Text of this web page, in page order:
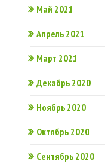
Май 2021
Апрель 2021
Март 2021
Декабрь 2020
Ноябрь 2020
Октябрь 2020
Сентябрь 2020